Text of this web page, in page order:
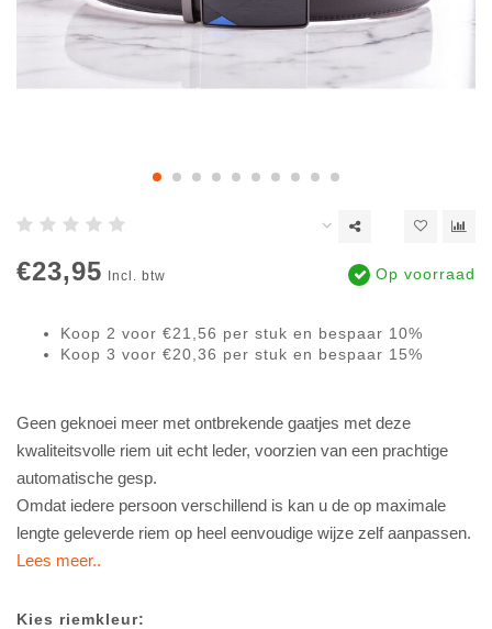
€23,95 Incl. btw Op voorraad
Koop 2 voor €21,56 per stuk en bespaar 10%
Koop 3 voor €20,36 per stuk en bespaar 15%
Geen geknoei meer met ontbrekende gaatjes met deze
kwaliteitsvolle riem uit echt leder, voorzien van een prachtige
automatische gesp.
Omdat iedere persoon verschillend is kan u de op maximale
lengte geleverde riem op heel eenvoudige wijze zelf aanpassen.
Lees meer..
Kies riemkleur: